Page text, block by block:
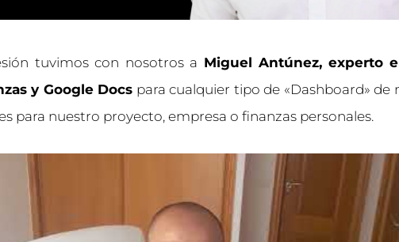
tuvimos con nosotros a Miguel Antúnez, experto
y Google Docs para cualquier tipo de «Dashboard» de
para nuestro proyecto, empresa o finanzas personales.